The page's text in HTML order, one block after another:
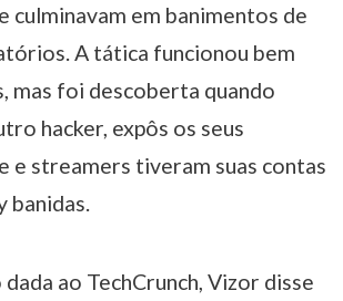
culminavam em banimentos de
A tática funcionou bem
mas foi descoberta quando
hacker, expôs os seus
e streamers tiveram suas contas
banidas.
ao TechCrunch, Vizor disse